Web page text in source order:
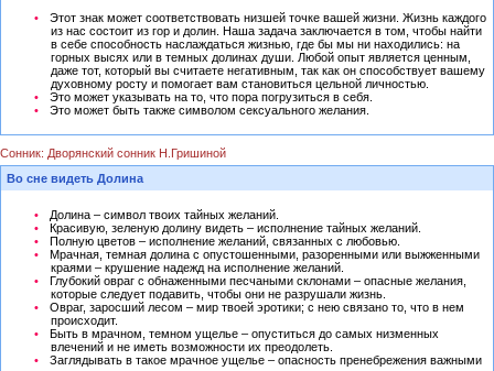
Этот знак может соответствовать низшей точке вашей жизни. Жизнь каждого
из нас состоит из гор и долин. Наша задача заключается в том, чтобы найти
в себе способность наслаждаться жизнью, где бы мы ни находились: на
горных высях или в темных долинах души. Любой опыт является ценным,
даже тот, который вы считаете негативным, так как он способствует вашему
духовному росту и помогает вам становиться цельной личностью.
Это может указывать на то, что пора погрузиться в себя.
Это может быть также символом сексуального желания.
Сонник: Дворянский сонник Н.Гришиной
Во сне видеть Долина
Долина – символ твоих тайных желаний.
Красивую, зеленую долину видеть – исполнение тайных желаний.
Полную цветов – исполнение желаний, связанных с любовью.
Мрачная, темная долина с опустошенными, разоренными или выжженными
краями – крушение надежд на исполнение желаний.
Глубокий овраг с обнаженными песчаными склонами – опасные желания,
которые следует подавить, чтобы они не разрушали жизнь.
Овраг, заросший лесом – мир твоей эротики; с нею связано то, что в нем
происходит.
Быть в мрачном, темном ущелье – опуститься до самых низменных
влечений и не иметь возможности их преодолеть.
Заглядывать в такое мрачное ущелье – опасность пренебрежения важными